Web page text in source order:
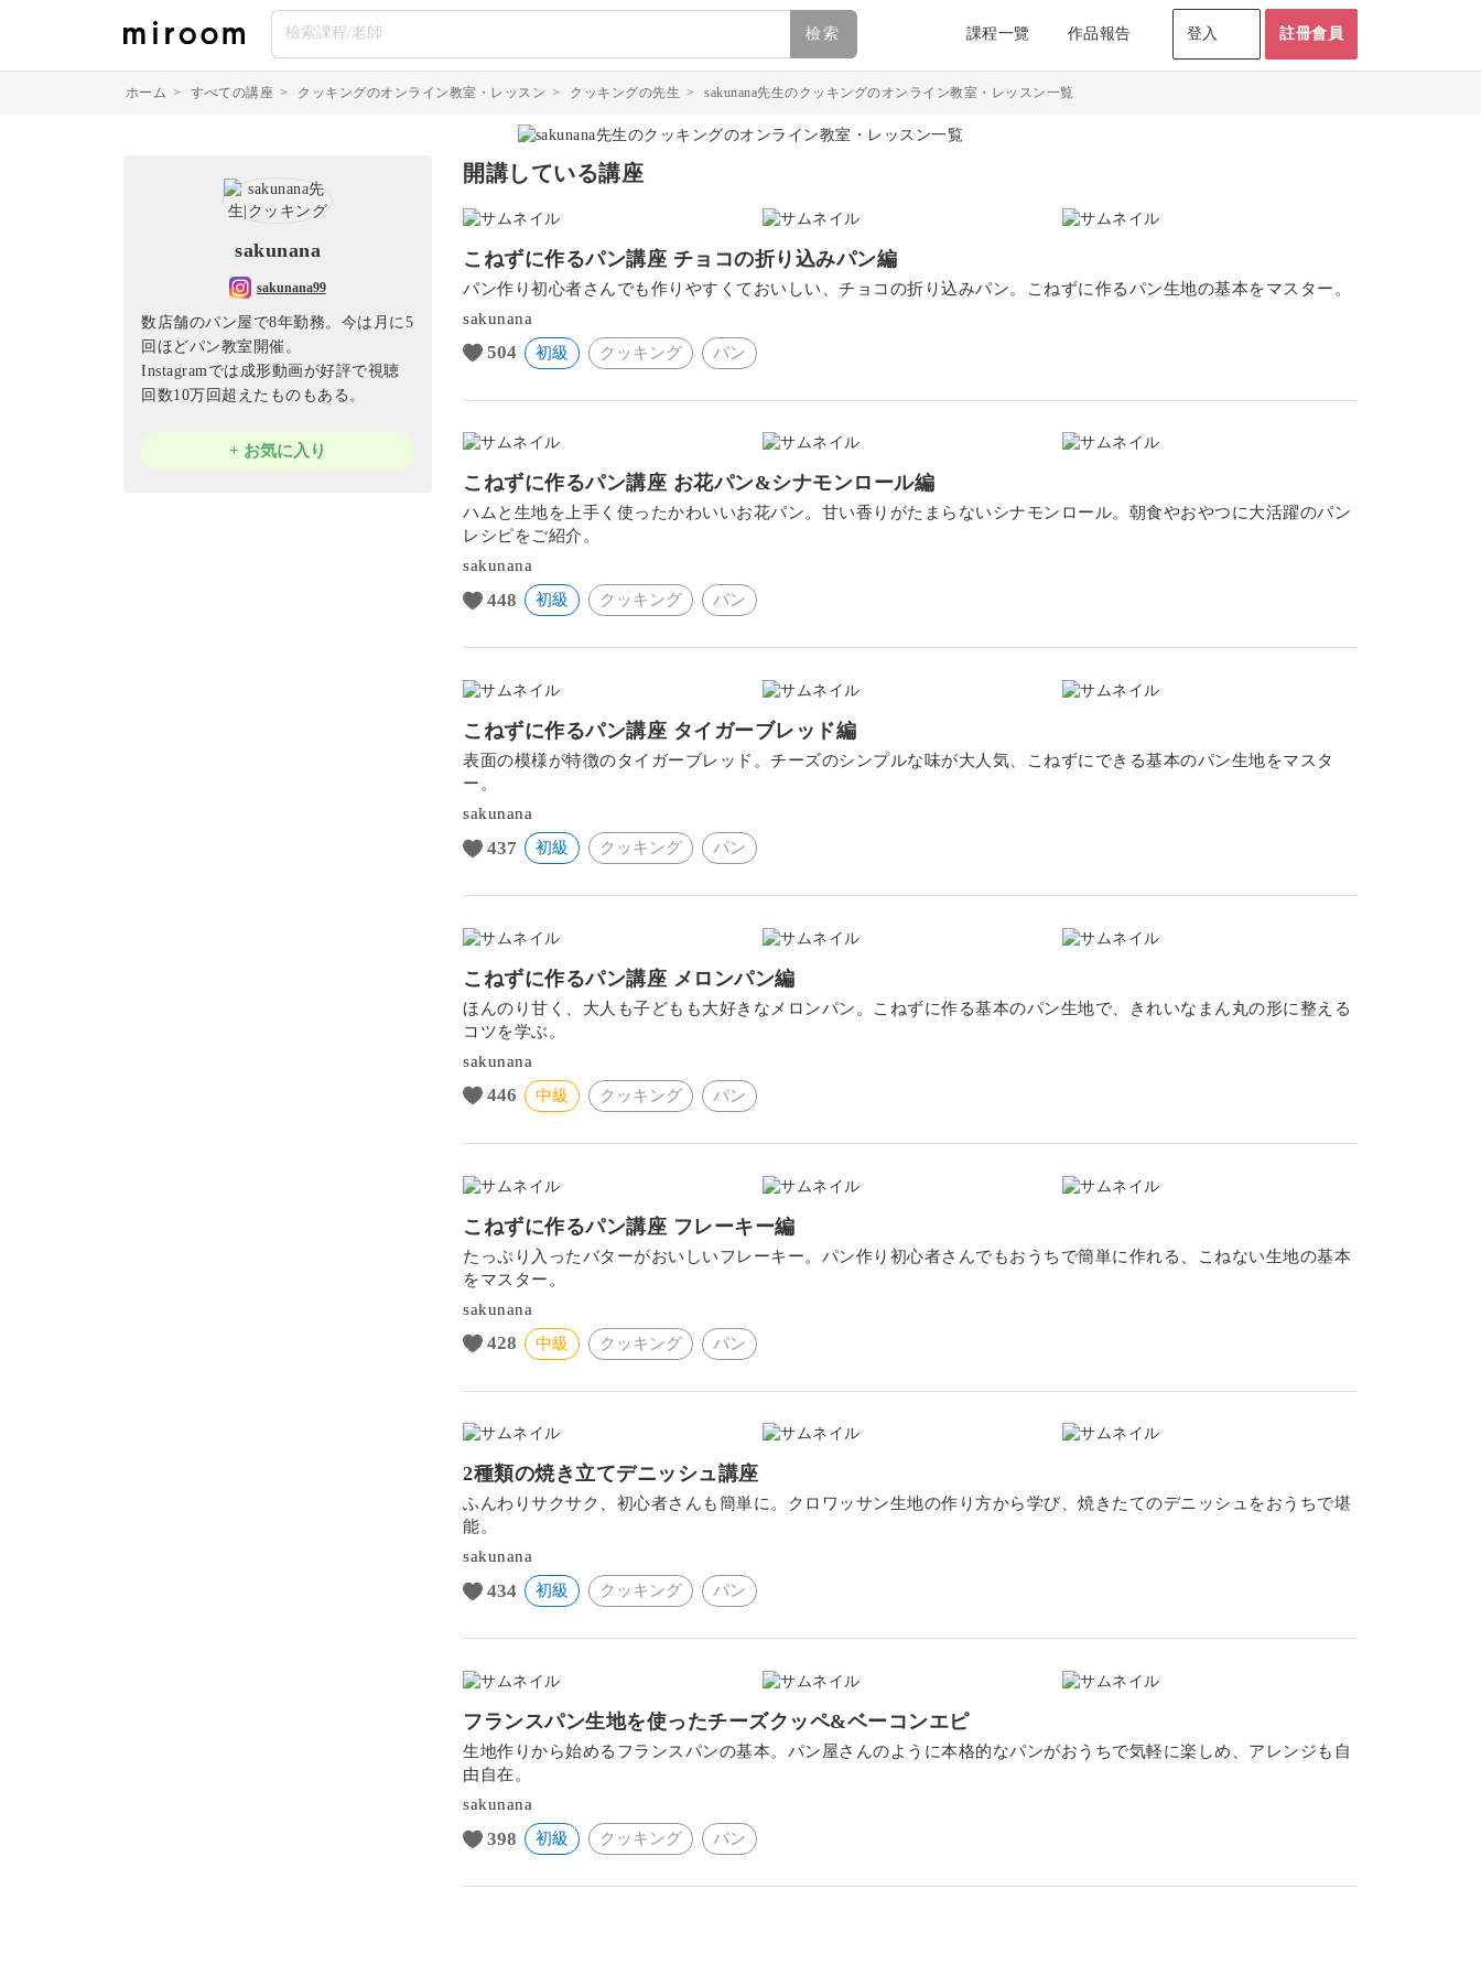
檢索 課程一覽 作品報告 登入 註冊會員
ホーム > すべての講座 > クッキングのオンライン教室・レッスン > クッキングの先生 > sakunana先生のクッキングのオンライン教室・レッスン一覧
sakunana
sakunana99
数店舗のパン屋で8年勤務。今は月に5
回ほどパン教室開催。
Instagramでは成形動画が好評で視聴
回数10万回超えたものもある。
+ お気に入り
開講している講座
こねずに作るパン講座 チョコの折り込みパン編
パン作り初心者さんでも作りやすくておいしい、チョコの折り込みパン。こねずに作るパン生地の基本をマスター。
sakunana
504 初級 クッキング パン
こねずに作るパン講座 お花パン&シナモンロール編
ハムと生地を上手く使ったかわいいお花パン。甘い香りがたまらないシナモンロール。朝食やおやつに大活躍のパン
レシピをご紹介。
sakunana
448 初級 クッキング パン
こねずに作るパン講座 タイガーブレッド編
表面の模様が特徴のタイガーブレッド。チーズのシンプルな味が大人気、こねずにできる基本のパン生地をマスタ
ー。
sakunana
437 初級 クッキング パン
こねずに作るパン講座 メロンパン編
ほんのり甘く、大人も子どもも大好きなメロンパン。こねずに作る基本のパン生地で、きれいなまん丸の形に整える
コツを学ぶ。
sakunana
446 中級 クッキング パン
こねずに作るパン講座 フレーキー編
たっぷり入ったバターがおいしいフレーキー。パン作り初心者さんでもおうちで簡単に作れる、こねない生地の基本
をマスター。
sakunana
428 中級 クッキング パン
2種類の焼き立てデニッシュ講座
ふんわりサクサク、初心者さんも簡単に。クロワッサン生地の作り方から学び、焼きたてのデニッシュをおうちで堪
能。
sakunana
434 初級 クッキング パン
フランスパン生地を使ったチーズクッペ&ベーコンエピ
生地作りから始めるフランスパンの基本。パン屋さんのように本格的なパンがおうちで気軽に楽しめ、アレンジも自
由自在。
sakunana
398 初級 クッキング パン